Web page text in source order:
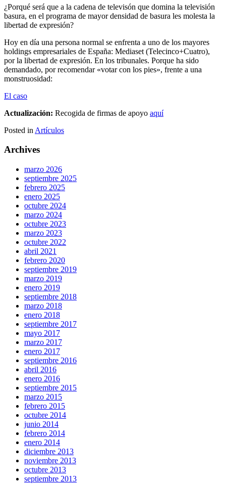
¿Porqué será que a la cadena de televisón que domina la televisión
basura, en el programa de mayor densidad de basura les molesta la
libertad de expresión?
Hoy en día una persona normal se enfrenta a uno de los mayores
holdings empresariales de España: Mediaset (Telecinco+Cuatro),
por la libertad de expresión. En los tribunales. Porque ha sido
demandado, por recomendar «votar con los pies», frente a una
monstruosidad:
El caso
Actualización: Recogida de firmas de apoyo aquí
Posted in Artículos
Archives
marzo 2026
septiembre 2025
febrero 2025
enero 2025
octubre 2024
marzo 2024
octubre 2023
marzo 2023
octubre 2022
abril 2021
febrero 2020
septiembre 2019
marzo 2019
enero 2019
septiembre 2018
marzo 2018
enero 2018
septiembre 2017
mayo 2017
marzo 2017
enero 2017
septiembre 2016
abril 2016
enero 2016
septiembre 2015
marzo 2015
febrero 2015
octubre 2014
junio 2014
febrero 2014
enero 2014
diciembre 2013
noviembre 2013
octubre 2013
septiembre 2013